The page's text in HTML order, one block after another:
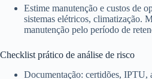
Estime manutenção e custos de
sistemas elétricos, climatização.
manutenção pelo período de
Checklist prático de análise de risco
Documentação: certidões, IPTU,